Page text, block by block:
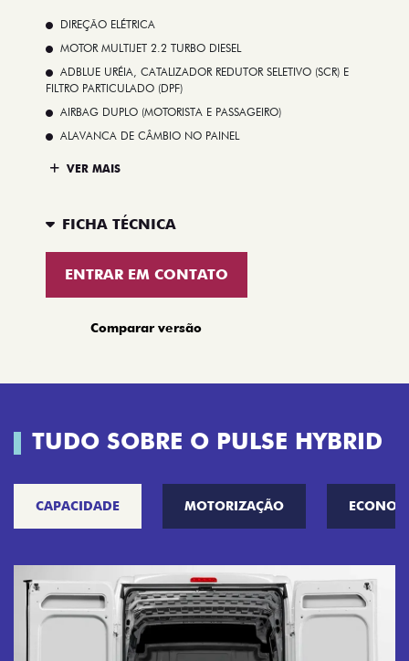
DIREÇÃO ELÉTRICA
MOTOR MULTIJET 2.2 TURBO DIESEL
ADBLUE URÉIA, CATALIZADOR REDUTOR SELETIVO (SCR) E
FILTRO PARTICULADO (DPF)
AIRBAG DUPLO (MOTORISTA E PASSAGEIRO)
ALAVANCA DE CÂMBIO NO PAINEL
VER MAIS
FICHA TÉCNICA
ENTRAR EM CONTATO
Comparar versão
TUDO SOBRE O PULSE HYBRID
CAPACIDADE MOTORIZAÇÃO